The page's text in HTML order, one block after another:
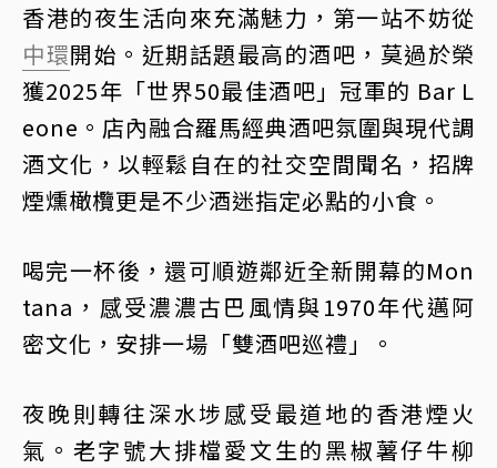
香港的夜生活向來充滿魅力，第一站不妨從
中環開始。近期話題最高的酒吧，莫過於榮
獲2025年「世界50最佳酒吧」冠軍的 Bar L
eone。店內融合羅馬經典酒吧氛圍與現代調
酒文化，以輕鬆自在的社交空間聞名，招牌
煙燻橄欖更是不少酒迷指定必點的小食。
喝完一杯後，還可順遊鄰近全新開幕的Mon
tana，感受濃濃古巴風情與1970年代邁阿
密文化，安排一場「雙酒吧巡禮」。
夜晚則轉往深水埗感受最道地的香港煙火
氣。老字號大排檔愛文生的黑椒薯仔牛柳